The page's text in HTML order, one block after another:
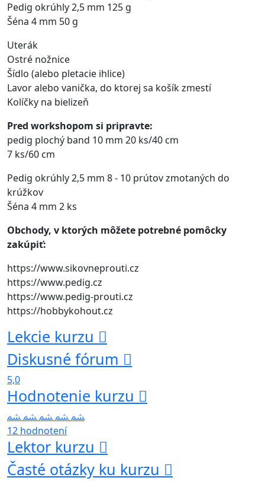
Pedig okrúhly 2,5 mm 125 g
Šéna 4 mm 50 g
Uterák
Ostré nožnice
Šídlo (alebo pletacie ihlice)
Lavor alebo vanička, do ktorej sa košík zmestí
Kolíčky na bielizeň
Pred workshopom si pripravte:
pedig plochý band 10 mm 20 ks/40 cm
7 ks/60 cm
Pedig okrúhly 2,5 mm 8 - 10 prútov zmotaných do
krúžkov
Šéna 4 mm 2 ks
Obchody, v ktorých môžete potrebné pomôcky
zakúpiť:
https://www.sikovneprouti.cz
https://www.pedig.cz
https://www.pedig-prouti.cz
https://hobbykohout.cz
Lekcie kurzu
Diskusné fórum
5,0
Hodnotenie kurzu
12 hodnotení
Lektor kurzu
Časté otázky ku kurzu